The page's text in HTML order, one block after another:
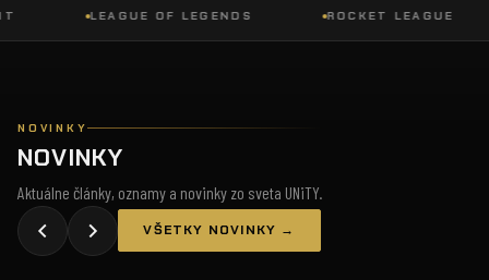
LEAGUE OF LEGENDS ROCKET LEAGUE
NOVINKY
NOVINKY
Aktuálne články, oznamy a novinky zo sveta UNiTY.
VŠETKY NOVINKY →